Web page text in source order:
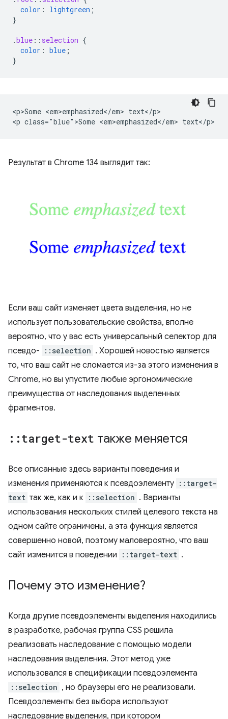
color : lightgreen ;
}
.blue :: selection {
color : blue ;
}
<p>Some <em>emphasized</em> text</p>
Результат в Chrome 134 выглядит так:
Если ваш сайт изменяет цвета выделения, но не
использует пользовательские свойства, вполне
вероятно, что у вас есть универсальный селектор для
псевдо-
::selection . Хорошей новостью является
то, что ваш сайт не сломается из-за этого изменения в
Chrome, но вы упустите любые эргономические
преимущества от наследования выделенных
фрагментов.
::target-text также меняется
Все описанные здесь варианты поведения и
изменения применяются к псевдоэлементу ::target-
text так же, как и к ::selection . Варианты
использования нескольких стилей целевого текста на
одном сайте ограничены, а эта функция является
совершенно новой, поэтому маловероятно, что ваш
сайт изменится в поведении
::target-text .
Почему это изменение?
Когда другие псевдоэлементы выделения находились
в разработке, рабочая группа CSS решила
реализовать наследование с помощью модели
наследования выделения. Этот метод уже
использовался в спецификации псевдоэлемента
::selection , но браузеры его не реализовали.
Псевдоэлементы без выбора используют
наследование выделения, при котором